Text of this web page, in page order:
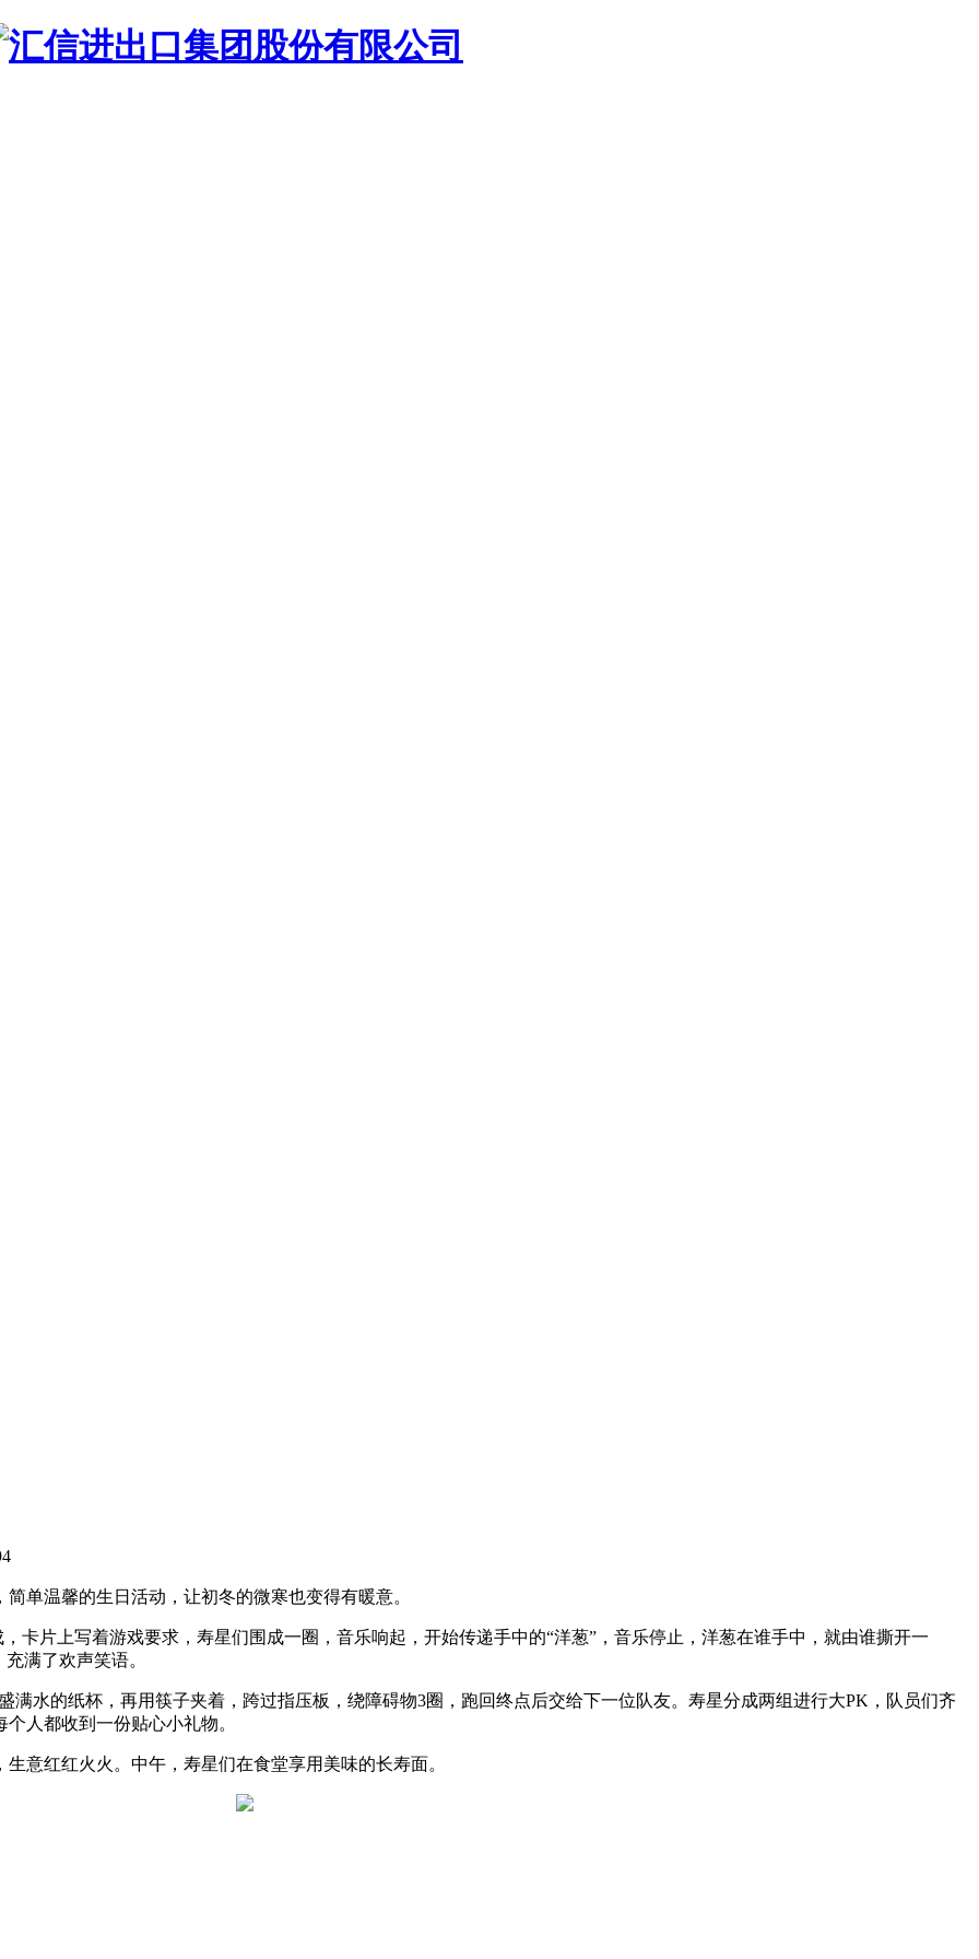
单温馨的生日活动，让初冬的微寒也变得有暖意。
卡片上写着游戏要求，寿星们围成一圈，音乐响起，开始传递手中的“洋葱”，音乐停止，洋葱在谁手中，就由谁撕开一
满了欢声笑语。
满水的纸杯，再用筷子夹着，跨过指压板，绕障碍物3圈，跑回终点后交给下一位队友。寿星分成两组进行大PK，队员们齐
人都收到一份贴心小礼物。
意红红火火。中午，寿星们在食堂享用美味的长寿面。